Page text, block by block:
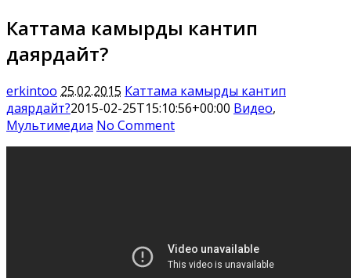
Каттама камырды кантип
даярдайт?
erkintoo 25.02.2015 Каттама камырды кантип
даярдайт?2015-02-25T15:10:56+00:00 Видео,
Мультимедиа No Comment